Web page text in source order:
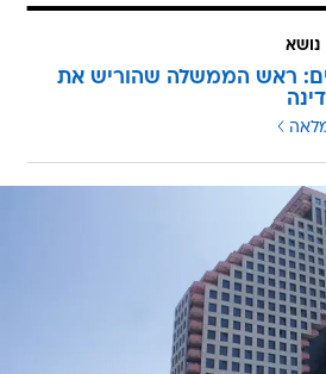
נושא
ראש הממשלה שהוריש את